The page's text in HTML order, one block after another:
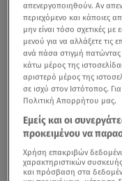
απενεργοποιηθούν. Αν
περιεχόμενο και κάποιες
μην είναι τόσο σχετικές
μενού για να αλλάξετε τις
ανά πάσα στιγμή
κάτω μέρος της
αριστερό μέρος της
σε ισχύ στον Ιστότοπος.
Πολιτική Απορρήτου μας.
Εμείς και οι
προκειμένου να
Χρήση επακριβών
χαρακτηριστικών
και πρόσβαση στα